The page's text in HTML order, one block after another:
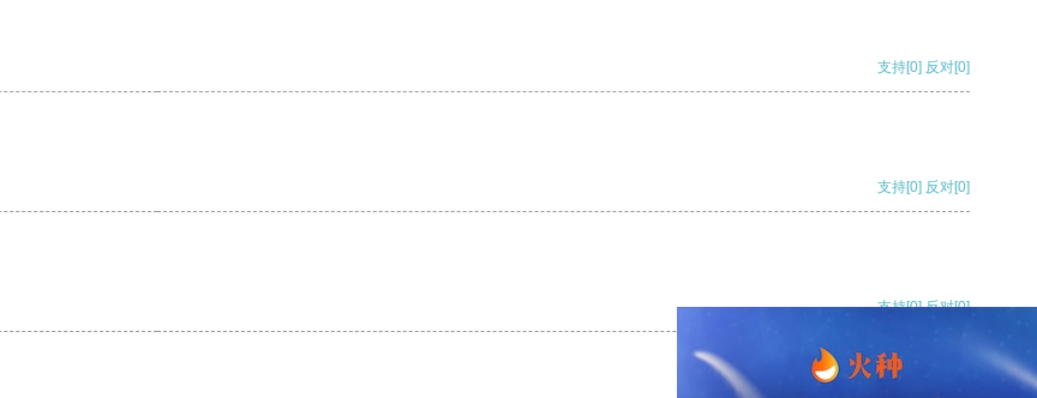
支持[0] 反对[0]
支持[0] 反对[0]
支持[0] 反对[0]